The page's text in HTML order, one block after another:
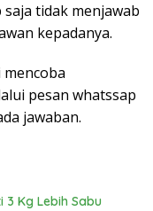
tidak menjawab
kepadanya.
pesan whatssap
jawaban.
Kg Lebih Sabu